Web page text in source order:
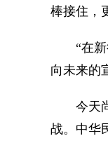
棒接住，
“在新征
向未来的
今天尚
战。中华